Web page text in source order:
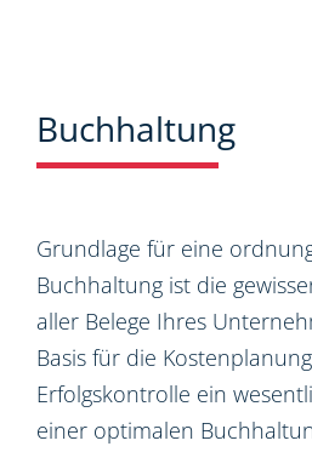
Buchhaltung
Grundlage für eine
Buchhaltung ist die
aller Belege Ihres
Basis für die
Erfolgskontrolle ein
einer optimalen